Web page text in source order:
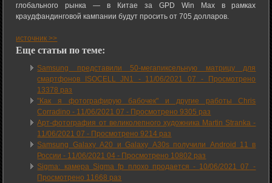
глобального рынка — в Китае за GPD Win Max в рамках
краудфандинговой кампании будут просить от 705 долларов.
источник >>
Еще статьи по теме:
Samsung представили 50-мегапиксельную матрицу для
смартфонов ISOCELL JN1 - 11/06/2021 07 -
Просмотрено
13378 раз
"Как я фотографирую бабочек" и другие работы Chris
Corradino - 11/06/2021 07 - Просмотрено 9305 раз
Арт-фотография от великолепного художника Martin Stranka -
11/06/2021 07 - Просмотрено 9214 раз
Samsung Galaxy A20 и Galaxy A30s получили Android 11 в
России - 11/06/2021 04 - Просмотрено 10802 раз
Sigma: камера Sigma fp плохо продается - 10/06/2021 07 -
Просмотрено 11668 раз